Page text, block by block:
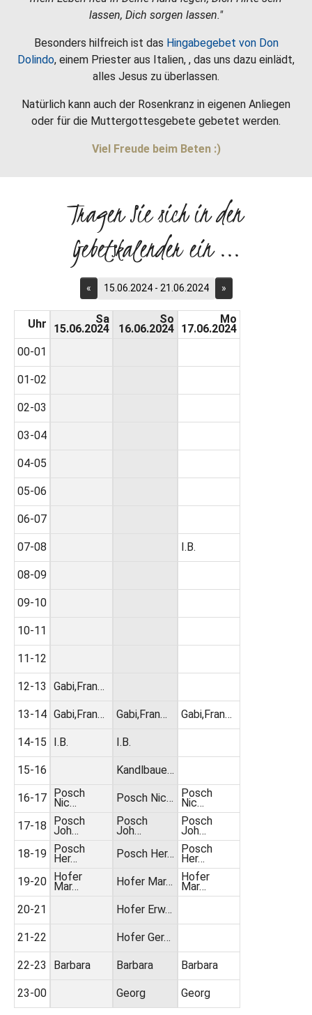
lassen, Dich sorgen lassen."
Besonders hilfreich ist das Hingabegebet von Don
Dolindo, einem Priester aus Italien, , das uns dazu einlädt,
alles Jesus zu überlassen.
Natürlich kann auch der Rosenkranz in eigenen Anliegen
oder für die Muttergottesgebete gebetet werden.
Viel Freude beim Beten :)
Tragen Sie sich in den
Gebetskalender ein ...
« 15.06.2024 - 21.06.2024 »
Uhr
00-01
01-02
02-03
03-04
04-05
05-06
06-07
07-08
08-09
09-10
10-11
11-12
12-13
13-14
14-15
15-16
16-17
17-18
18-19
19-20
20-21
21-22
22-23
23-00
Sa
15.06.2024
Gabi,Fran…
Gabi,Fran…
I.B.
Posch
Nic…
Posch
Joh…
Posch
Her…
Hofer
Mar…
Barbara
So
16.06.2024
Gabi,Fran…
I.B.
Kandlbaue…
Posch Nic…
Posch
Joh…
Posch Her…
Hofer Mar…
Hofer Erw…
Hofer Ger…
Barbara
Georg
Mo
17.06.2024
I.B.
Gabi,Fran…
Posch
Nic…
Posch
Joh…
Posch
Her…
Hofer
Mar…
Barbara
Georg